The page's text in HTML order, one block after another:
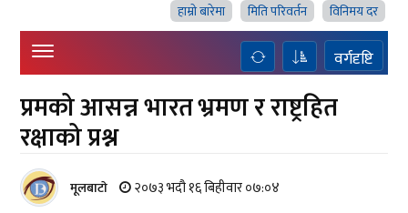
हाम्राे बारेमा
मिति परिवर्तन विनिमय दर
वर्गदृष्टि
प्रमको आसन्न भारत भ्रमण र राष्ट्रहित
रक्षाको प्रश्न
मूलबाटाे २०७३ भदौ १६ बिहीवार ०७:०४